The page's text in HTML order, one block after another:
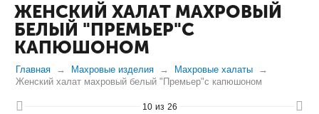
ЖЕНСКИЙ ХАЛАТ МАХРОВЫЙ
БЕЛЫЙ "ПРЕМЬЕР"С
КАПЮШОНОМ
Главная Махровые изделия
Махровые халаты
Женский халат махровый белый "Премьер"с капюшоном
10 из 26